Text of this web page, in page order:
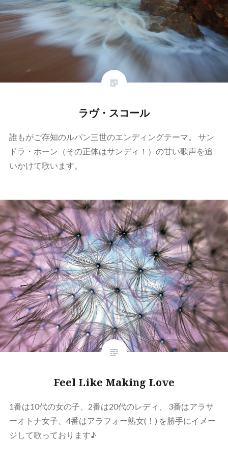
ラヴ・スコール
誰もがご存知のルパン三世のエンディングテーマ。 サン
ドラ・ホーン（その正体はサンディ！）の甘い歌声を追
いかけて歌います。
Feel Like Making Love
1番は10代の女の子、2番は20代のレディ、 3番はアラサ
ーオトナ女子、4番はアラフォー熟女(！) を勝手にイメー
ジして歌っております♪